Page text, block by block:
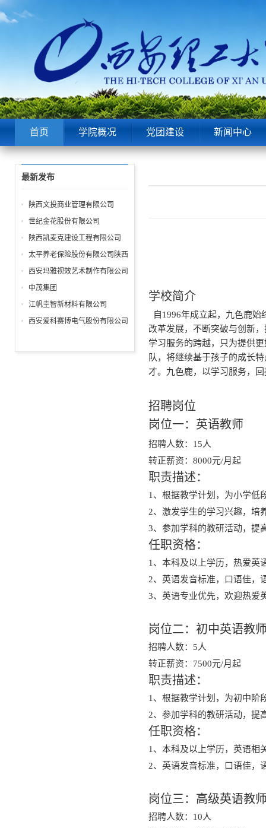
首页 学院概况 党团建设 新闻中心
学校简介
自1996年成立起，九色鹿始
改革发展，不断突破与创新
学习服务的跨越，只为提供
队，将继续基于孩子的成长
才。九色鹿，以学习服务，
招聘岗位
岗位一：英语教师
招聘人数：15人
转正薪资：8000元/月起
职责描述：
1、根据教学计划，为小学低
2、激发学生的学习兴趣，培
3、参加学科的教研活动，提
任职资格：
1、本科及以上学历，热爱英
2、英语发音标准，口语佳，
3、英语专业优先，欢迎热爱
岗位二：初中英语教
招聘人数：5人
转正薪资：7500元/月起
职责描述：
1、根据教学计划，为初中阶
2、参加学科的教研活动，提
任职资格：
1、本科及以上学历，英语相
2、英语发音标准，口语佳，
岗位三：高级英语教
招聘人数：10人
最新发布
陕西文投商业管理有限公司
世纪金花股份有限公司
陕西凯麦克建设工程有限公司
太平养老保险股份有限公司陕西
分公司
西安玛雅视效艺术制作有限公司
中茂集团
江帆圭智新材料有限公司
西安爱科赛博电气股份有限公司